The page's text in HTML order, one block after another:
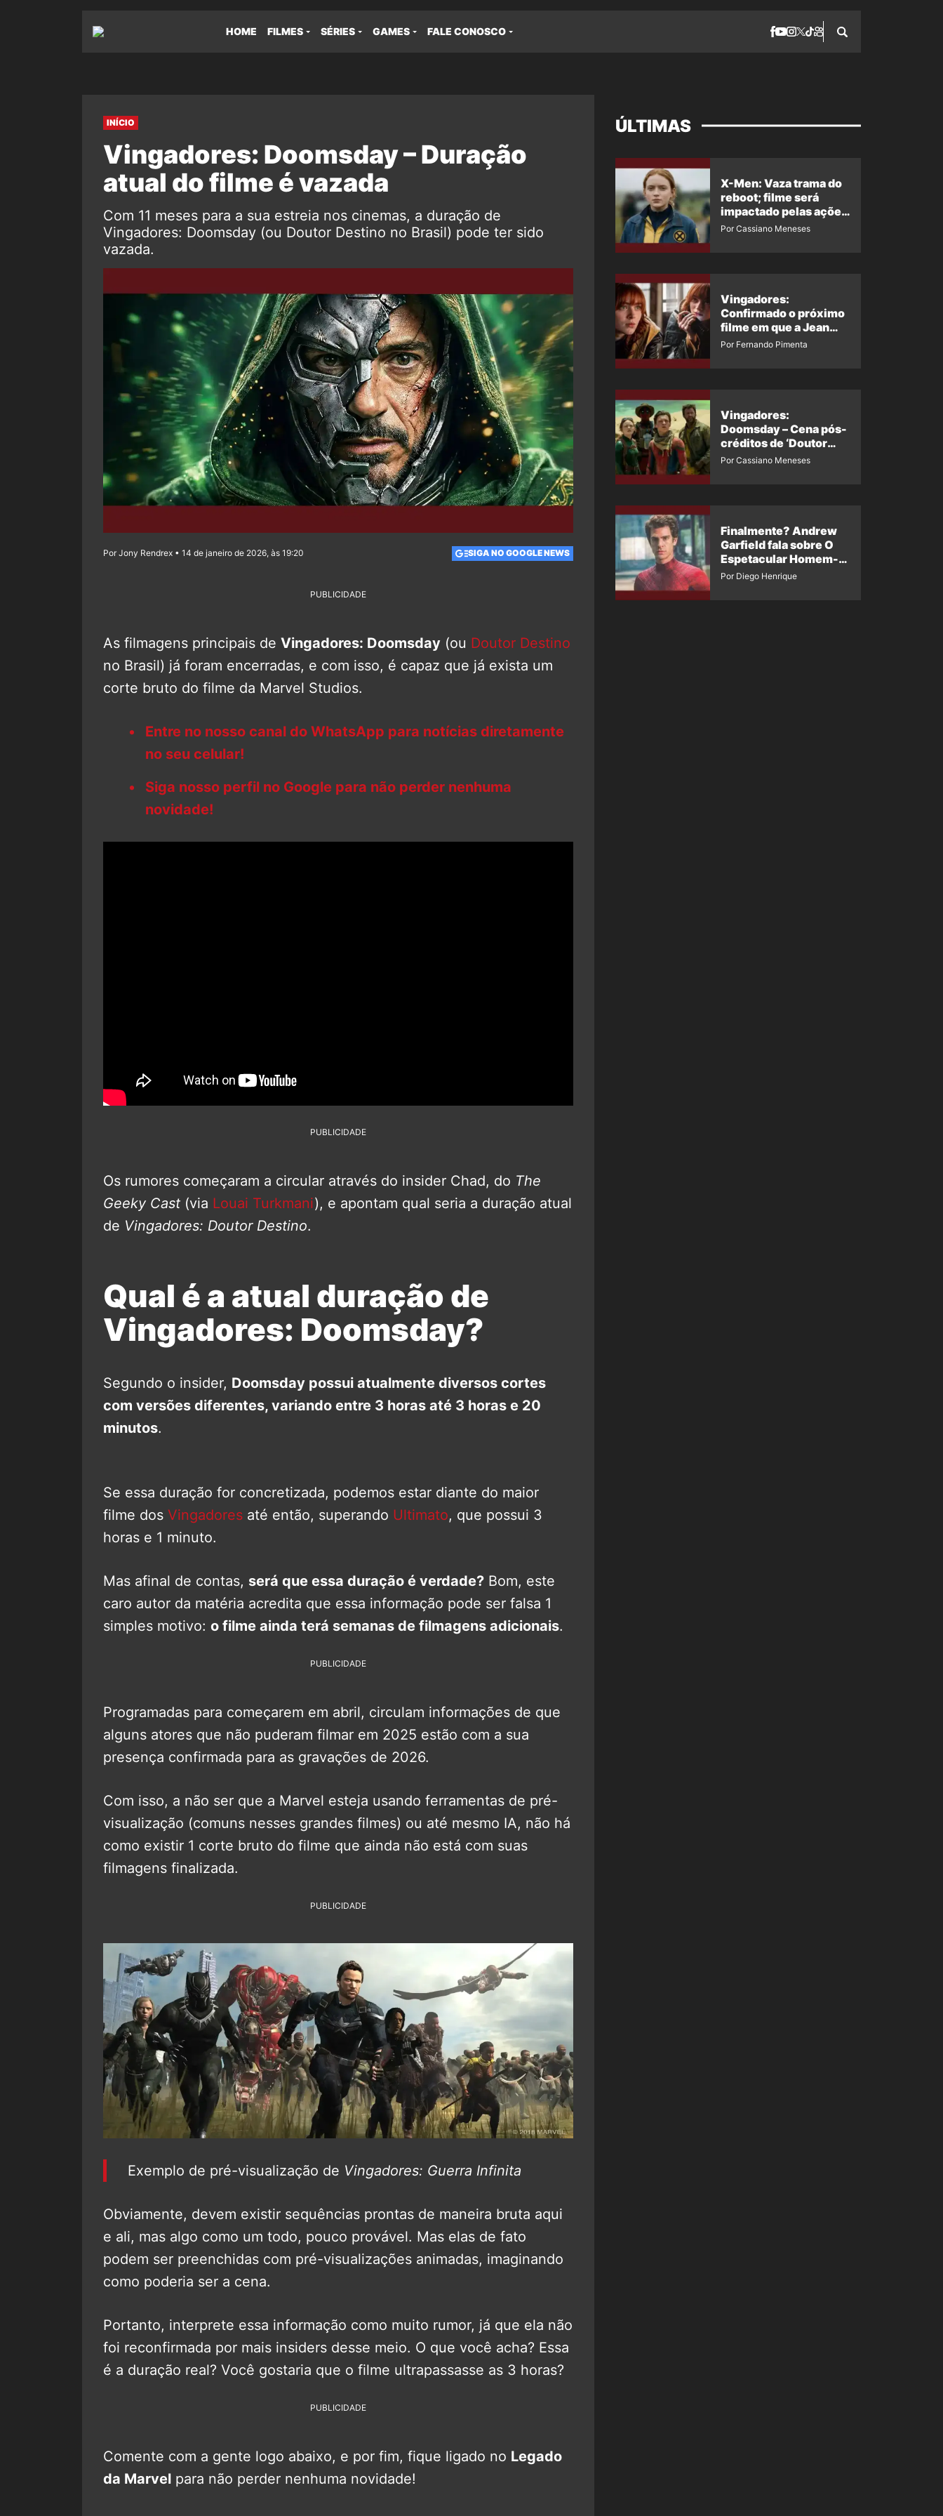
HOME FILMES SÉRIES GAMES FALE CONOSCO
INÍCIO
Vingadores: Doomsday – Duração
atual do filme é vazada
Com 11 meses para a sua estreia nos cinemas, a duração de
Vingadores: Doomsday (ou Doutor Destino no Brasil) pode ter sido
vazada.
Por Jony Rendrex • 14 de janeiro de 2026, às 19:20 SIGA NO GOOGLE NEWS
PUBLICIDADE
As filmagens principais de Vingadores: Doomsday (ou Doutor Destino
no Brasil) já foram encerradas, e com isso, é capaz que já exista um
corte bruto do filme da Marvel Studios.
Entre no nosso canal do WhatsApp para notícias diretamente
no seu celular!
Siga nosso perfil no Google para não perder nenhuma
novidade!
PUBLICIDADE
Os rumores começaram a circular através do insider Chad, do The
Geeky Cast (via Louai Turkmani), e apontam qual seria a duração atual
de Vingadores: Doutor Destino.
Qual é a atual duração de
Vingadores: Doomsday?
Segundo o insider, Doomsday possui atualmente diversos cortes
com versões diferentes, variando entre 3 horas até 3 horas e 20
minutos.
Se essa duração for concretizada, podemos estar diante do maior
filme dos Vingadores até então, superando Ultimato, que possui 3
horas e 1 minuto.
Mas afinal de contas, será que essa duração é verdade? Bom, este
caro autor da matéria acredita que essa informação pode ser falsa 1
simples motivo: o filme ainda terá semanas de filmagens adicionais.
PUBLICIDADE
Programadas para começarem em abril, circulam informações de que
alguns atores que não puderam filmar em 2025 estão com a sua
presença confirmada para as gravações de 2026.
Com isso, a não ser que a Marvel esteja usando ferramentas de pré-
visualização (comuns nesses grandes filmes) ou até mesmo IA, não há
como existir 1 corte bruto do filme que ainda não está com suas
filmagens finalizada.
PUBLICIDADE
Exemplo de pré-visualização de Vingadores: Guerra Infinita
Obviamente, devem existir sequências prontas de maneira bruta aqui
e ali, mas algo como um todo, pouco provável. Mas elas de fato
podem ser preenchidas com pré-visualizações animadas, imaginando
como poderia ser a cena.
Portanto, interprete essa informação como muito rumor, já que ela não
foi reconfirmada por mais insiders desse meio. O que você acha? Essa
é a duração real? Você gostaria que o filme ultrapassasse as 3 horas?
PUBLICIDADE
Comente com a gente logo abaixo, e por fim, fique ligado no Legado
da Marvel para não perder nenhuma novidade!
ÚLTIMAS
X-Men: Vaza trama do
reboot; filme será
impactado pelas ações
de Jean Grey em
Por Cassiano Meneses
Vingadores:
Confirmado o próximo
filme em que a Jean
Grey irá aparecer
Por Fernando Pimenta
Vingadores:
Doomsday – Cena pós-
créditos de ‘Doutor
Destino’ é revelada
Por Cassiano Meneses
Finalmente? Andrew
Garfield fala sobre O
Espetacular Homem-
Aranha 3
Por Diego Henrique